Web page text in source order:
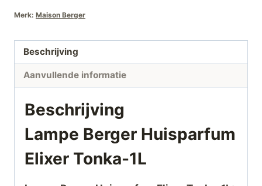
Merk: Maison Berger
Beschrijving
Aanvullende informatie
Beschrijving
Lampe Berger Huisparfum
Elixer Tonka-1L